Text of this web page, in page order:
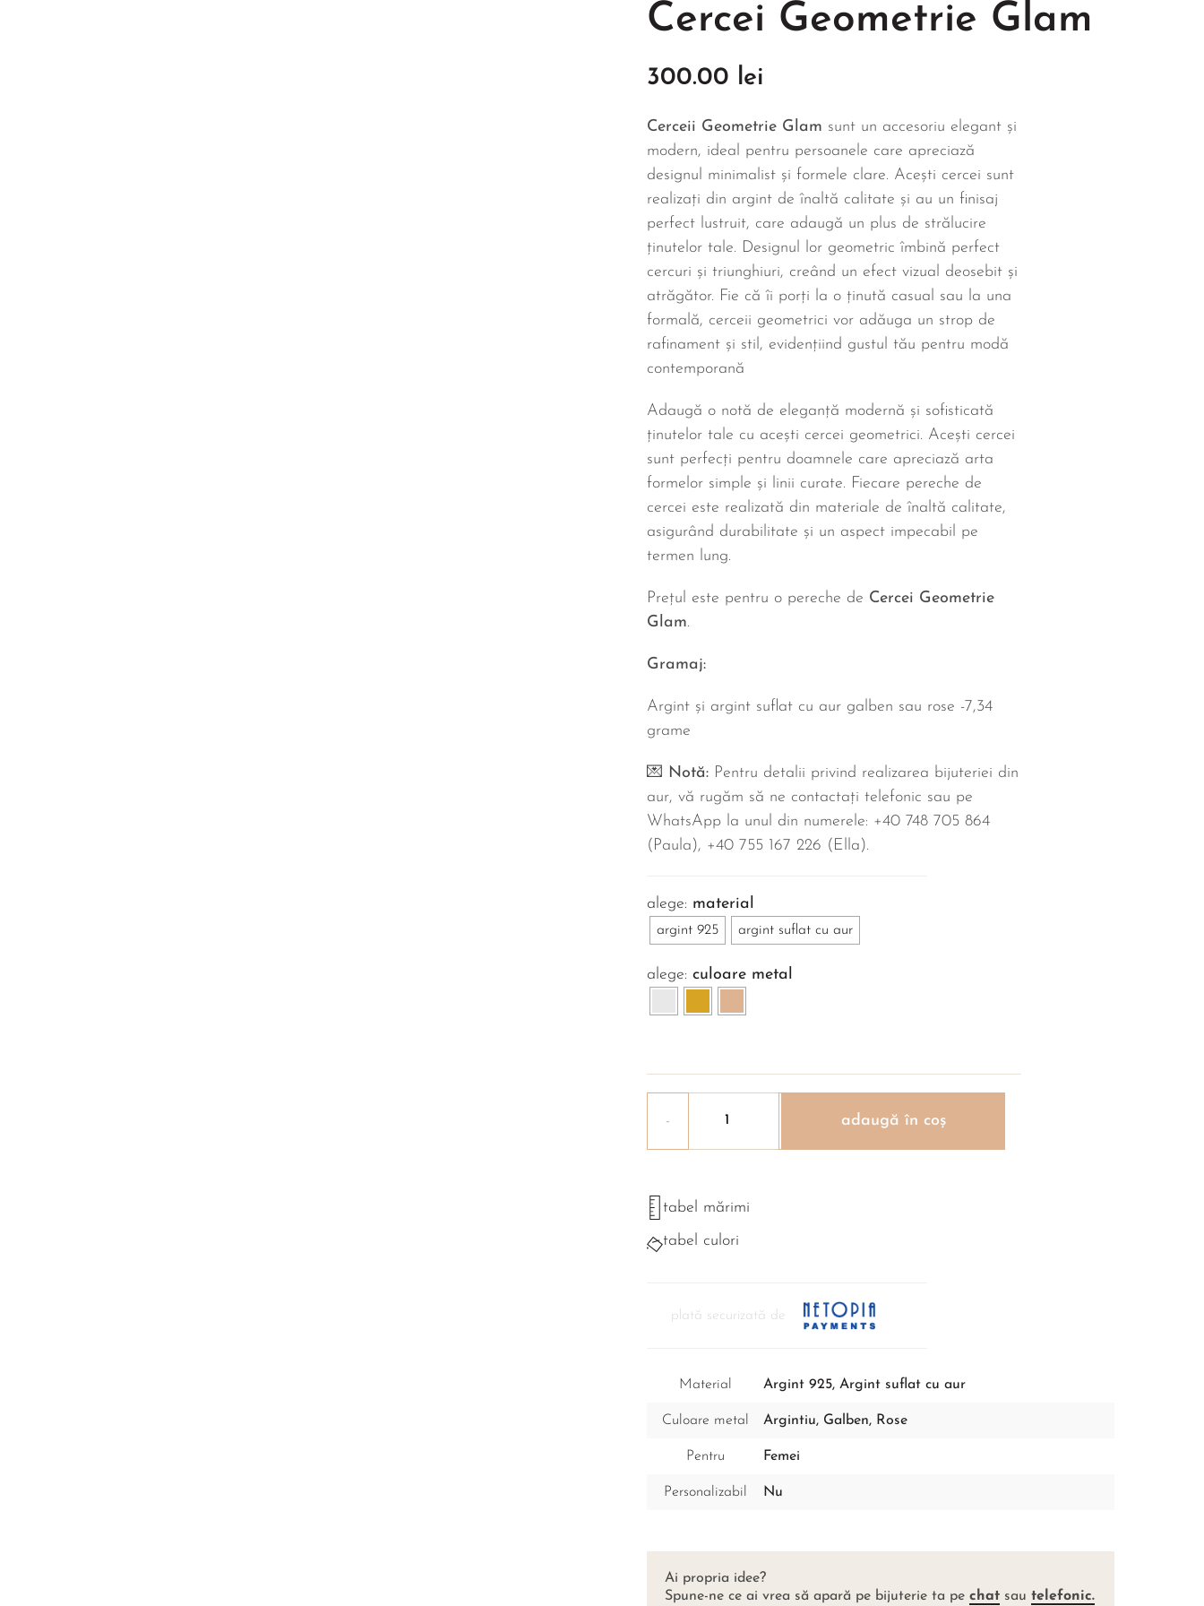
Cercei Geometrie Glam
300.00 lei
Cerceii Geometrie Glam sunt un accesoriu elegant și
modern, ideal pentru persoanele care apreciază
designul minimalist și formele clare. Acești cercei sunt
realizați din argint de înaltă calitate și au un finisaj
perfect lustruit, care adaugă un plus de strălucire
ținutelor tale. Designul lor geometric îmbină perfect
cercuri și triunghiuri, creând un efect vizual deosebit și
atrăgător. Fie că îi porți la o ținută casual sau la una
formală, cerceii geometrici vor adăuga un strop de
rafinament și stil, evidențiind gustul tău pentru modă
contemporană
Adaugă o notă de eleganță modernă și sofisticată
ținutelor tale cu acești cercei geometrici. Acești cercei
sunt perfecți pentru doamnele care apreciază arta
formelor simple și linii curate. Fiecare pereche de
cercei este realizată din materiale de înaltă calitate,
asigurând durabilitate și un aspect impecabil pe
termen lung.
Prețul este pentru o pereche de Cercei Geometrie
Glam.
Gramaj:
Argint și argint suflat cu aur galben sau rose -7,34
grame
💌 Notă: Pentru detalii privind realizarea bijuteriei din
aur, vă rugăm să ne contactați telefonic sau pe
WhatsApp la unul din numerele: +40 748 705 864
(Paula), ‪+40 755 167 226‬ (Ella).
material
argint 925 argint suflat cu aur
culoare metal
adaugă în coș
tabel mărimi
tabel culori
plată securizată de
Material Argint 925, Argint suflat cu aur
Culoare metal Argintiu, Galben, Rose
Pentru Femei
Personalizabil Nu
Ai propria idee?
Spune-ne ce ai vrea să apară pe bijuterie ta pe chat sau telefonic.